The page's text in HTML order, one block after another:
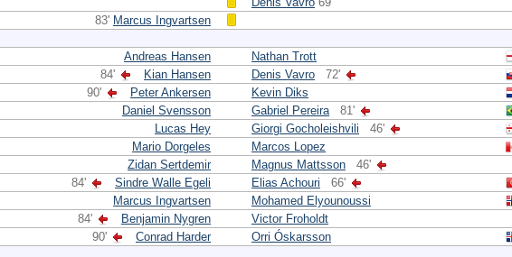
83' Marcus Ingvartsen
Andreas Hansen
Nathan Trott
84'
Kian Hansen Denis Vavro
72'
90'
Peter Ankersen
Kevin Diks
Daniel Svensson
Gabriel Pereira
81'
Lucas Hey
Giorgi Gocholeishvili
46'
Mario Dorgeles
Marcos Lopez
Zidan Sertdemir
Magnus Mattsson
46'
84'
Sindre Walle Egeli Elias Achouri
66'
Marcus Ingvartsen
Mohamed Elyounoussi
84'
Benjamin Nygren
Victor Froholdt
90'
Conrad Harder Orri Óskarsson